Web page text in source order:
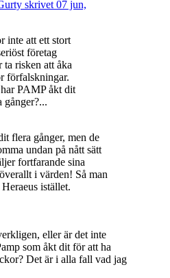
skrivet 07 jun,
inte att ett stort
företag
ta risken att åka
förfalskningar.
PAMP åkt dit
gånger?...
flera gånger, men de
undan på nått sätt
fortfarande sina
i värden! Så man
istället.
eller är det inte
som åkt dit för att ha
Det är i alla fall vad jag